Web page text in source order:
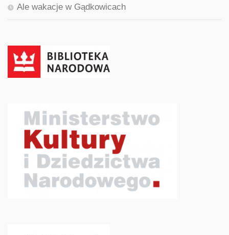
Ale wakacje w Gądkowicach